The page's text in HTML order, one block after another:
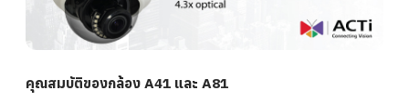
คุณสมบัติของกล้อง A41 และ A81